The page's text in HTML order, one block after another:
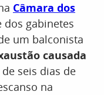
Câmara dos
dos gabinetes
um balconista
causada
de seis dias de
na